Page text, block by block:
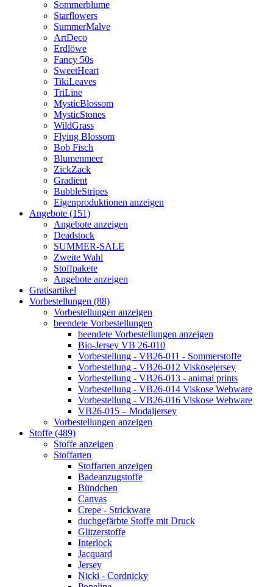
Sommerblume
Starflowers
SummerMalve
ArtDeco
Erdlöwe
Fancy 50s
SweetHeart
TikiLeaves
TriLine
MysticBlossom
MysticStones
WildGrass
Flying Blossom
Bob Fisch
Blumenmeer
ZickZack
Gradient
BubbleStripes
Eigenproduktionen anzeigen
Angebote (151)
Angebote anzeigen
Deadstock
SUMMER-SALE
Zweite Wahl
Stoffpakete
Angebote anzeigen
Gratisartikel
Vorbestellungen (88)
Vorbestellungen anzeigen
beendete Vorbestellungen
beendete Vorbestellungen anzeigen
Bio-Jersey VB 26-010
Vorbestellung - VB26-011 - Sommerstoffe
Vorbestellung - VB26-012 Viskosejersey
Vorbestellung - VB26-013 - animal prints
Vorbestellung - VB26-014 Viskose Webware
Vorbestellung - VB26-016 Viskose Webware
VB26-015 – Modaljersey
Vorbestellungen anzeigen
Stoffe (489)
Stoffe anzeigen
Stoffarten
Stoffarten anzeigen
Badeanzugstoffe
Bündchen
Canvas
Crepe - Strickware
duchgefärbte Stoffe mit Druck
Glitzerstoffe
Interlock
Jacquard
Jersey
Nicki - Cordnicky